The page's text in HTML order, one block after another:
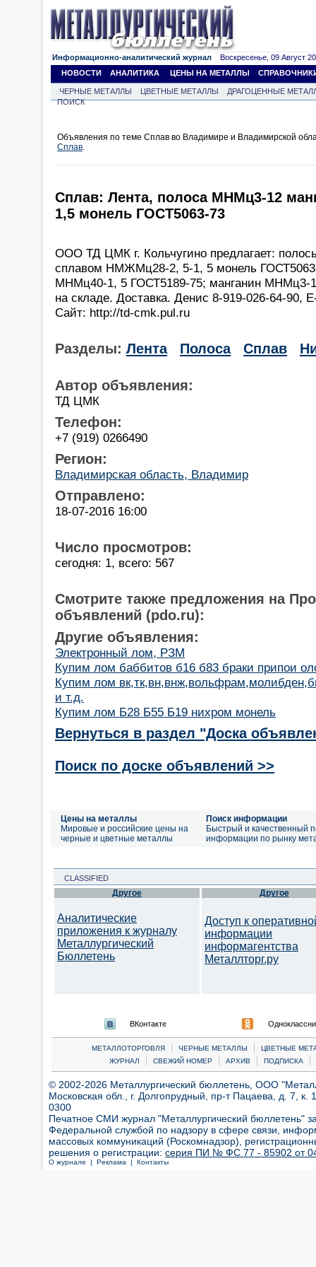
Информационно-аналитический журнал Воскресенье, 09 Август
НОВОСТИ
АНАЛИТИКА ЦЕНЫ НА МЕТАЛЛЫ
ЧЕРНЫЕ МЕТАЛЛЫ ЦВЕТНЫЕ МЕТАЛЛЫ
ДРАГОЦЕННЫЕ
ПОИСК
Объявления по теме Сплав во Владимире и Владимирской
Сплав.
Сплав: Лента, полоса МНМц3-12
1,5 монель ГОСТ5063-73
ООО ТД ЦМК г. Кольчугино предлагает:
сплавом НМЖМц28-2, 5-1, 5 монель ГОСТ5063-
МНМц40-1, 5 ГОСТ5189-75; манганин МНМц3-
на складе. Доставка. Денис 8-919-026-64-90,
Сайт: http://td-cmk.pul.ru
Разделы: Лента Полоса Сплав
Автор объявления:
ТД ЦМК
Телефон:
+7 (919) 0266490
Регион:
Владимирская область, Владимир
Отправлено:
18-07-2016 16:00
Число просмотров:
сегодня: 1, всего: 567
Смотрите также предложения на
объявлений (pdo.ru):
Другие объявления:
Электронный лом, РЗМ
Купим лом баббитов б16 б83 браки припои
Купим лом
и т.д.
Купим лом Б28 Б55 Б19 нихром монель
Вернуться в раздел "Доска
Поиск по доске объявлений >>
Цены на металлы
Мировые и российские цены на
черные и цветные металлы
Поиск информации
Быстрый и качественный
информации по рынку
CLASSIFIED
Другое
Аналитические
приложения к журналу
Металлургический
Бюллетень
Другое
Доступ к
информации
информагентства
Металлторг.ру
ВКонтакте
МЕТАЛЛОТОРГОВЛЯ | ЧЕРНЫЕ МЕТАЛЛЫ |
ЦВЕТНЫЕ
ЖУРНАЛ
| СВЕЖИЙ НОМЕР | АРХИВ | ПОДПИСКА |
© 2002-2026 Металлургический бюллетень, ООО
Московская обл., г. Долгопрудный, пр-т Пацаева, д. 7,
0300
Печатное СМИ журнал "Металлургический бюллетень"
Федеральной службой по надзору в сфере связи,
массовых коммуникаций (Роскомнадзор),
решения о регистрации: серия ПИ № ФС 77 - 85902 от 04
О журнале | Реклама | Контакты